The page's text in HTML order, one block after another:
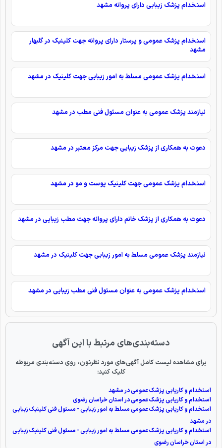
استخدام پزشک زیبایی دارای پروانه مشهد
استخدام پزشک عمومی و پرستار دارای پروانه جهت کلینیک در گلبهار
مشهد
استخدام پزشک عمومی مسلط به امور زیبایی جهت کلینیک در مشهد
نیازمند پزشک عمومی به عنوان مسئول فنی مطب در مشهد
دعوت به همکاری از پزشک زیبایی جهت مرکز معتبر در مشهد
استخدام پزشک عمومی جهت کلینیک پوست و مو در مشهد
دعوت به همکاری از پزشک خانم دارای پروانه جهت مطب زیبایی در مشهد
نیازمند پزشک عمومی مسلط به امور زیبایی جهت کلینیک در مشهد
استخدام پزشک عمومی به عنوان مسئول فنی مطب زیبایی در مشهد
دسته‌بندی‌های مرتبط با این آگهی
برای مشاهده لیست کامل آگهی‌های مورد نظرتون، روی دسته‌بندی مربوطه
کلیک کنید:
استخدام و کاریابی پزشک عمومی در مشهد
استخدام و کاریابی پزشک عمومی در استان خراسان رضوی
استخدام و کاریابی پزشک عمومی مسلط به امور زیبایی - مسئول فنی کلینیک زیبایی
در مشهد
استخدام و کاریابی پزشک عمومی مسلط به امور زیبایی - مسئول فنی کلینیک زیبایی
در استان خراسان رضوی